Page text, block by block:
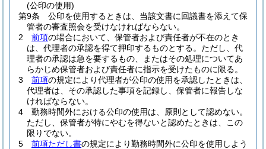
(公印の使用)
第9条
公印を使用するときは、当該文書に回議書を添えて保
管者の審査照会を受けなければならない。
2
前項の場合において、保管者および責任者が不在のとき
は、代理者の承認を得て押印するものとする。 ただし、代
理者の承認は急を要するもの、またはその処理についてあ
らかじめ保管者および責任者に指示を受けたものに限る。
3
前項の規定により代理者が公印の使用を承認したときは、
代理者は、その承認した事項を記録し、保管者に報告しな
ければならない。
4
勤務時間外における公印の使用は、原則として認めない。
ただし、保管者が特にやむを得ないと認めたときは、この
限りでない。
5
前項ただし書の規定により勤務時間外に公印を使用しよう